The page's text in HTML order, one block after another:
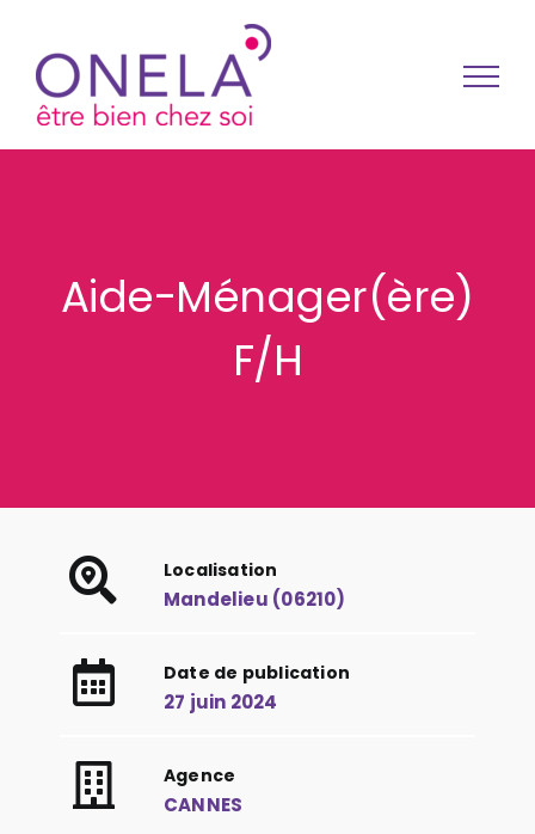
Aide-Ménager(ère)
F/H
Localisation
Mandelieu (06210)
Date de publication
27 juin 2024
Agence
CANNES